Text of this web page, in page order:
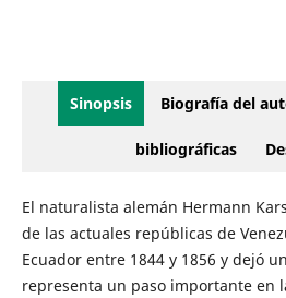
Sinopsis Biografía del
bibliográficas
El naturalista alemán Hermann
de las actuales repúblicas de
Ecuador entre 1844 y 1856 y dejó
representa un paso importante en